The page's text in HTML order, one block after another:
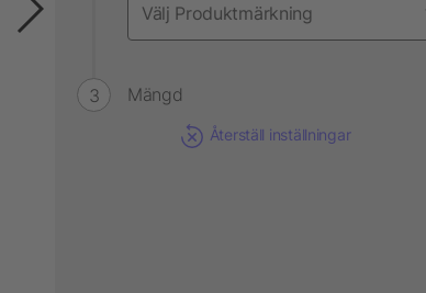
Mängd
Återställ inställningar